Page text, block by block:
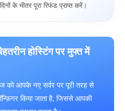
के भीतर पूरा रिफंड प्राप्त करें।
होस्टिंग पर मुफ्त में
को आपके नए सर्वर पर पूरी तरह से
किया जाता है, जिससे आपकी